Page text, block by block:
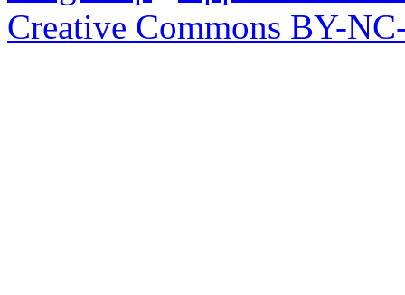
Creative Commons BY-